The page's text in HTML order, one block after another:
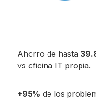
Ahorro de hasta
vs oficina IT propia.
+95% de los